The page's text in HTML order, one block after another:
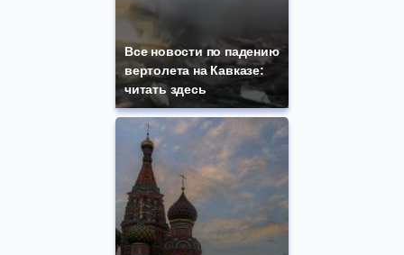
Все новости по падению
вертолета на Кавказе:
читать здесь